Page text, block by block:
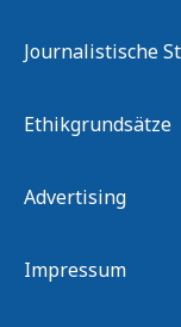
Journalistische
Ethikgrundsätze
Advertising
Impressum